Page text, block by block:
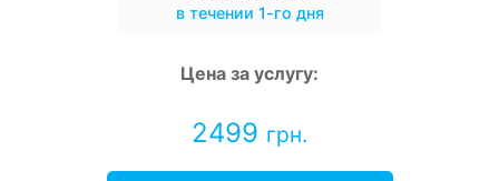
в течении 1-го дня
Цена за услугу:
2499 грн.